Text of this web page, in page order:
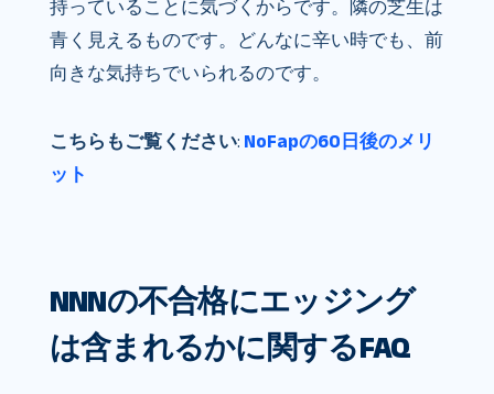
持っていることに気づくからです。隣の芝生は
青く見えるものです。どんなに辛い時でも、前
向きな気持ちでいられるのです。
こちらもご覧ください: NoFapの60日後のメリ
ット
NNNの不合格にエッジング
は含まれるかに関するFAQ